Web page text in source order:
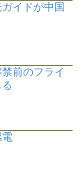
イドが中国
前のフライ